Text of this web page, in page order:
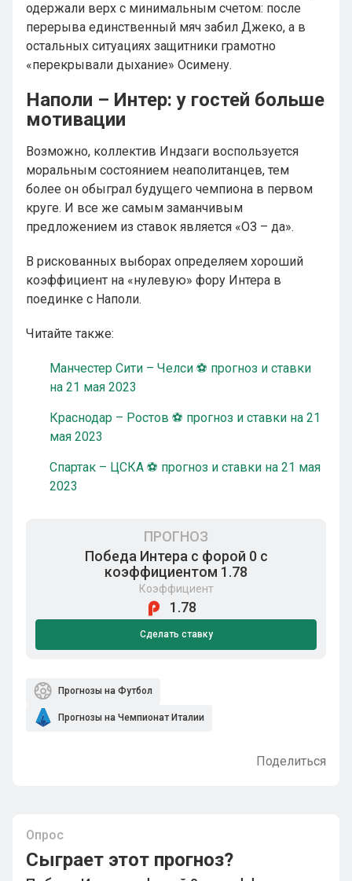
одержали верх с минимальным счетом: после
перерыва единственный мяч забил Джеко, а в
остальных ситуациях защитники грамотно
«перекрывали дыхание» Осимену.
Наполи – Интер: у гостей больше
мотивации
Возможно, коллектив Индзаги воспользуется
моральным состоянием неаполитанцев, тем
более он обыграл будущего чемпиона в первом
круге. И все же самым заманчивым
предложением из ставок является «ОЗ – да».
В рискованных выборах определяем хороший
коэффициент на «нулевую» фору Интера в
поединке с Наполи.
Читайте также:
Манчестер Сити – Челси ⚽ прогноз и ставки
на 21 мая 2023
Краснодар – Ростов ⚽ прогноз и ставки на 21
мая 2023
Спартак – ЦСКА ⚽ прогноз и ставки на 21 мая
2023
ПРОГНОЗ
Победа Интера с форой 0 с
коэффициентом 1.78
Коэффициент
1.78
Сделать ставку
Прогнозы на Футбол
Прогнозы на Чемпионат Италии
Поделиться
Опрос
Сыграет этот прогноз?